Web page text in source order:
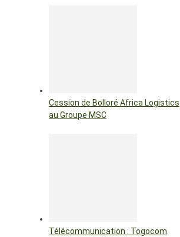
Cession de Bolloré Africa Logistics
au Groupe MSC
Télécommunication : Togocom